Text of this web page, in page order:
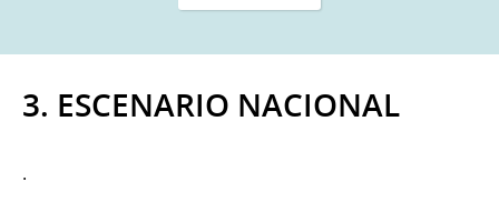
3. ESCENARIO NACIONAL
.